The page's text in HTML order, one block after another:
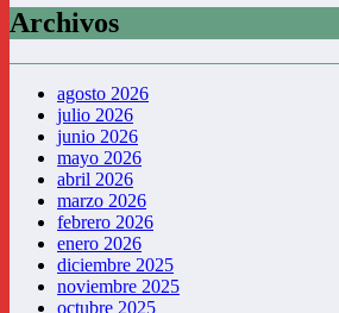
Archivos
agosto 2026
julio 2026
junio 2026
mayo 2026
abril 2026
marzo 2026
febrero 2026
enero 2026
diciembre 2025
noviembre 2025
octubre 2025